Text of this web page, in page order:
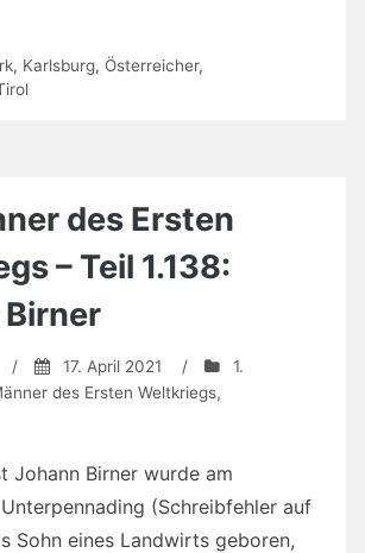
, Karlsburg, Österreicher,
des Ersten
– Teil 1.138:
/ 17. April 2021 /
1.
des Ersten Weltkriegs,
Johann Birner wurde am
Unterpennading (Schreibfehler auf
Sohn eines Landwirts geboren,